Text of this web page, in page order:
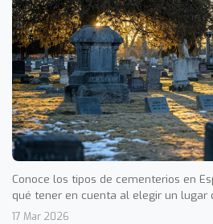
Conoce los tipos de cementerios en
qué tener en cuenta al elegir un lugar
17 Mar 2026